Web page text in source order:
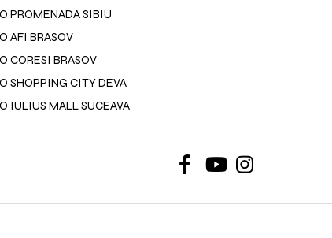
PROMENADA SIBIU
AFI BRASOV
CORESI BRASOV
SHOPPING CITY DEVA
IULIUS MALL SUCEAVA